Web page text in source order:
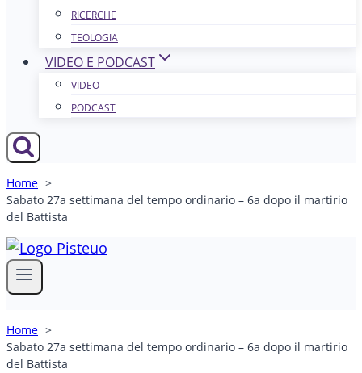
RICERCHE
TEOLOGIA
VIDEO E PODCAST
VIDEO
PODCAST
Home
Sabato 27a settimana del tempo ordinario – 6a dopo il martirio
del Battista
Home
Sabato 27a settimana del tempo ordinario – 6a dopo il martirio
del Battista